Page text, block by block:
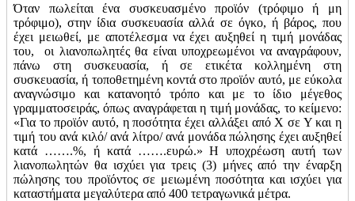
Όταν πωλείται ένα συσκευασμένο προϊόν (τρόφιμο ή μη
τρόφιμο), στην ίδια συσκευασία αλλά σε όγκο, ή βάρος, που
έχει μειωθεί, με αποτέλεσμα να έχει αυξηθεί η τιμή μονάδας
του, οι λιανοπωλητές θα είναι υποχρεωμένοι να αναγράφουν,
πάνω στη συσκευασία, ή σε ετικέτα κολλημένη στη
συσκευασία, ή τοποθετημένη κοντά στο προϊόν αυτό, με εύκολα
αναγνώσιμο και κατανοητό τρόπο και με το ίδιο μέγεθος
γραμματοσειράς, όπως αναγράφεται η τιμή μονάδας, το κείμενο:
«Για το προϊόν αυτό, η ποσότητα έχει αλλάξει από Χ σε Υ και η
τιμή του ανά κιλό/ ανά λίτρο/ ανά μονάδα πώλησης έχει αυξηθεί
κατά …….%, ή κατά …….ευρώ.» Η υποχρέωση αυτή των
λιανοπωλητών θα ισχύει για τρεις (3) μήνες από την έναρξη
πώλησης του προϊόντος σε μειωμένη ποσότητα και ισχύει για
καταστήματα μεγαλύτερα από 400 τετραγωνικά μέτρα.